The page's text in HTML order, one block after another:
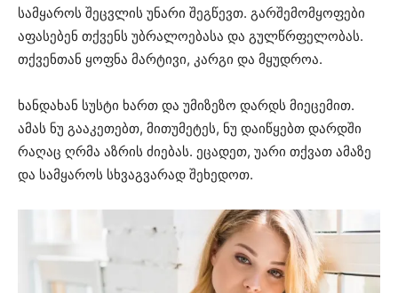
სამყაროს შეცვლის უნარი შეგწევთ. გარშემომყოფები
აფასებენ თქვენს უბრალოებასა და გულწრფელობას.
თქვენთან ყოფნა მარტივი, კარგი და მყუდროა.
ხანდახან სუსტი ხართ და უმიზეზო დარდს მიეცემით.
ამას ნუ გააკეთებთ, მითუმეტეს, ნუ დაიწყებთ დარდში
რაღაც ღრმა აზრის ძიებას. ეცადეთ, უარი თქვათ ამაზე
და სამყაროს სხვაგვარად შეხედოთ.